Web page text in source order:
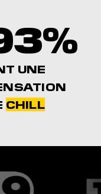
UNE
CHILL